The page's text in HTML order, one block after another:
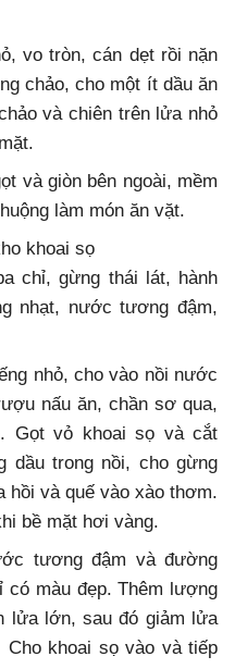
vo tròn, cán dẹt rồi nặn
chảo, cho một ít dầu ăn
và chiên trên lửa nhỏ
và giòn bên ngoài, mềm
làm món ăn vặt.
khoai sọ
chỉ, gừng thái lát, hành
nhạt, nước tương đậm,
nhỏ, cho vào nồi nước
nấu ăn, chần sơ qua,
Gọt vỏ khoai sọ và cắt
dầu trong nồi, cho gừng
hồi và quế vào xào thơm.
bề mặt hơi vàng.
tương đậm và đường
có màu đẹp. Thêm lượng
lửa lớn, sau đó giảm lửa
Cho khoai sọ vào và tiếp